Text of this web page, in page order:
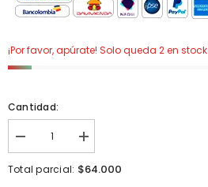
¡Por favor, apúrate! Solo queda 2 en stock
Cantidad:
Error:
Missing
interpolation
I18n
Error:
Missing
Total parcial: $64.000